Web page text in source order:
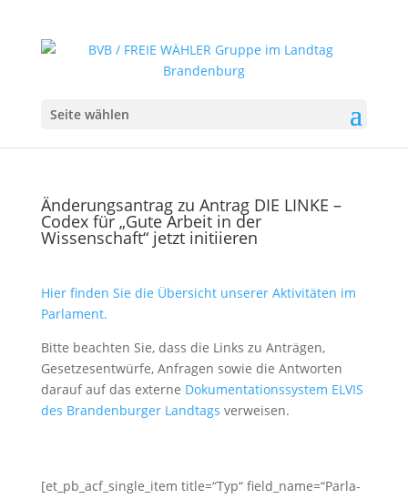
Seite wählen
Änderungsantrag zu Antrag DIE LINKE –
Codex für „Gute Arbeit in der
Wissenschaft“ jetzt initiieren
Hier finden Sie die Übersicht unserer Aktivitäten im
Parlament.
Bitte beachten Sie, dass die Links zu Anträgen,
Gesetzesentwürfe, Anfragen sowie die Antworten
darauf auf das externe Dokumentationssystem ELVIS
des Brandenburger Landtags verweisen.
[et_pb_acf_single_item title=“Typ“ field_name=“Parla-